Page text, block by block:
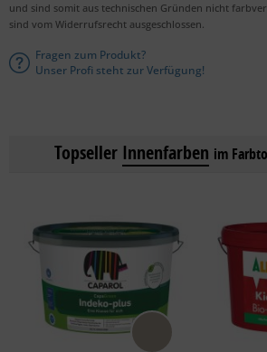
und sind somit aus technischen Gründen nicht
sind vom Widerrufsrecht ausgeschlossen.
Fragen zum Produkt?
Unser Profi steht zur Verfügung!
Topseller Innenfarben im